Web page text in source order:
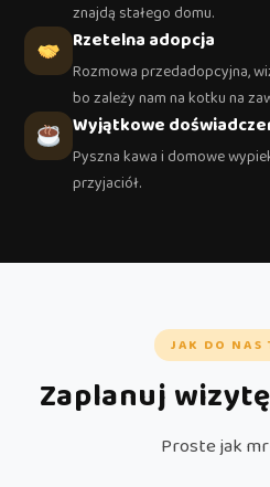
znajdą stałego domu.
Rzetelna adopcja
Rozmowa przedadopcyjna,
bo zależy nam na kotku na
Wyjątkowe
Pyszna kawa i domowe
przyjaciół.
JAK DO NAS
Zaplanuj
Proste jak